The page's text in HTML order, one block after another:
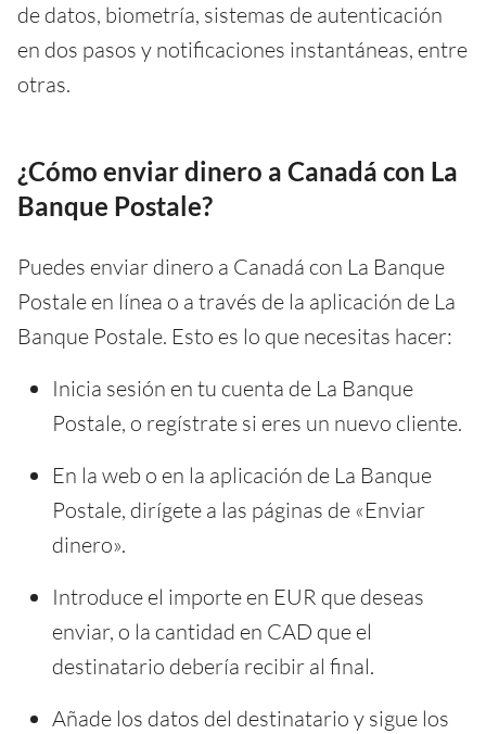
de datos, biometría, sistemas de autenticación
en dos pasos y notificaciones instantáneas, entre
otras.
¿Cómo enviar dinero a Canadá con La
Banque Postale?
Puedes enviar dinero a Canadá con La Banque
Postale en línea o a través de la aplicación de La
Banque Postale. Esto es lo que necesitas hacer:
Inicia sesión en tu cuenta de La Banque
Postale, o regístrate si eres un nuevo cliente.
En la web o en la aplicación de La Banque
Postale, dirígete a las páginas de «Enviar
dinero».
Introduce el importe en EUR que deseas
enviar, o la cantidad en CAD que el
destinatario debería recibir al final.
Añade los datos del destinatario y sigue los